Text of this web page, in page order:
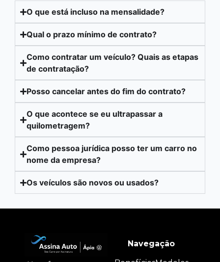
O que está incluso na mensalidade?
Qual o prazo mínimo de contrato?
Como contratar um veículo? Quais as etapas
de contratação?
Posso cancelar antes do fim do contrato?
O que acontece se eu ultrapassar a
quilometragem?
Como pessoa jurídica posso ter um carro no
nome da empresa?
Os veículos são novos ou usados?
Navegação